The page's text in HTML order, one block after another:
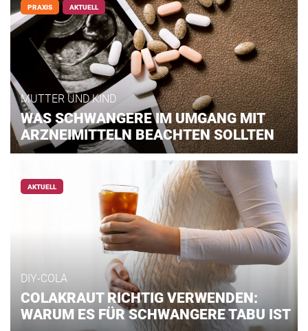
PRAXIS AKTUELL
MUTTER UND KIND
WAS SCHWANGERE IM UMGANG MIT
ARZNEIMITTELN BEACHTEN SOLLTEN
AKTUELL
DIY-COLA
COLAKRAUT RICHTIG VERWENDEN:
WARUM ES FÜR SCHWANGERE TABU IST